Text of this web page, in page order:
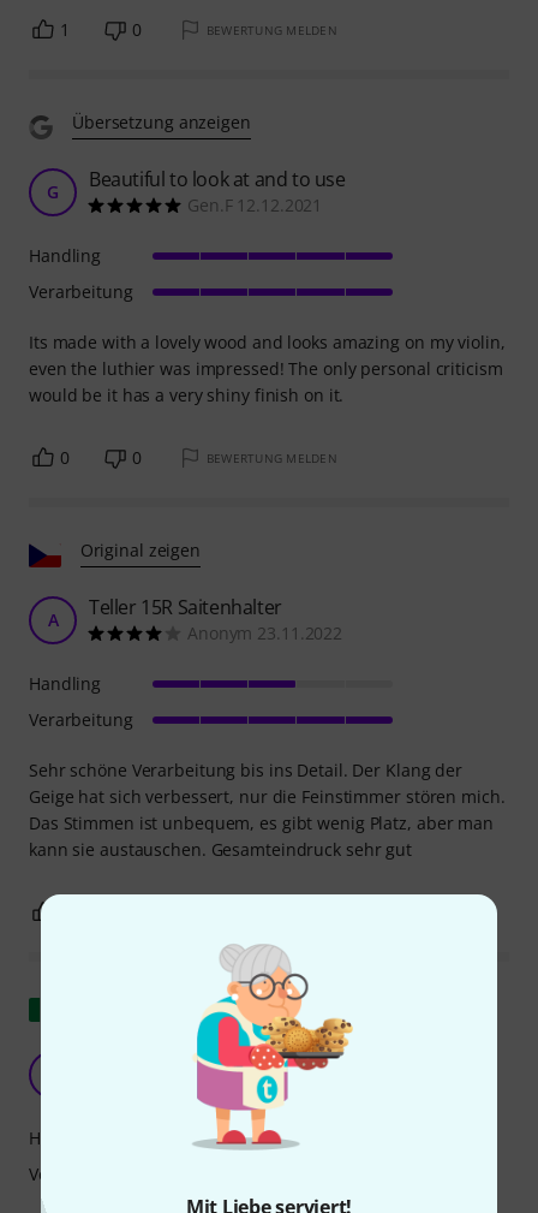
Mit Liebe serviert!
1 0 BEWERTUNG MELDEN
Übersetzung anzeigen
G Beautiful to look at and to use
Gen.F 12.12.2021
Its made with a lovely wood and looks amazing on my violin,
even the luthier was impressed! The only personal criticism
would be it has a very shiny finish on it.
Handling
Verarbeitung
0 0 BEWERTUNG MELDEN
Original zeigen
A Teller 15R Saitenhalter
Anonym 23.11.2022
Sehr schöne Verarbeitung bis ins Detail. Der Klang der
Geige hat sich verbessert, nur die Feinstimmer stören mich.
Das Stimmen ist unbequem, es gibt wenig Platz, aber man
kann sie austauschen. Gesamteindruck sehr gut
Handling
Verarbeitung
Ausgezeichnet, aber mit wenig Spielraum
Vioulounaire 23.09.2023
Handling
Verarbeitung